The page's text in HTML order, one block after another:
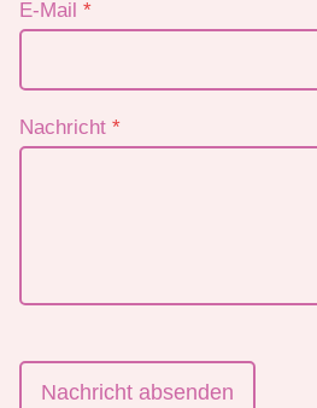
E-Mail *
Nachricht *
Nachricht absenden